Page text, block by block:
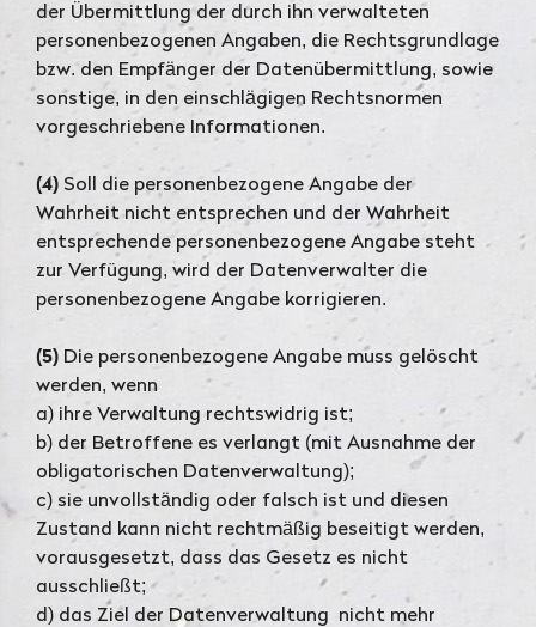
der Übermittlung der durch ihn verwalteten
personenbezogenen Angaben, die Rechtsgrundlage
bzw. den Empfänger der Datenübermittlung, sowie
sonstige, in den einschlägigen Rechtsnormen
vorgeschriebene Informationen.
(4) Soll die personenbezogene Angabe der
Wahrheit nicht entsprechen und der Wahrheit
entsprechende personenbezogene Angabe steht
zur Verfügung, wird der Datenverwalter die
personenbezogene Angabe korrigieren.
(5) Die personenbezogene Angabe muss gelöscht
werden, wenn
a) ihre Verwaltung rechtswidrig ist;
b) der Betroffene es verlangt (mit Ausnahme der
obligatorischen Datenverwaltung);
c) sie unvollständig oder falsch ist und diesen
Zustand kann nicht rechtmäßig beseitigt werden,
vorausgesetzt, dass das Gesetz es nicht
ausschließt;
d) das Ziel der Datenverwaltung nicht mehr